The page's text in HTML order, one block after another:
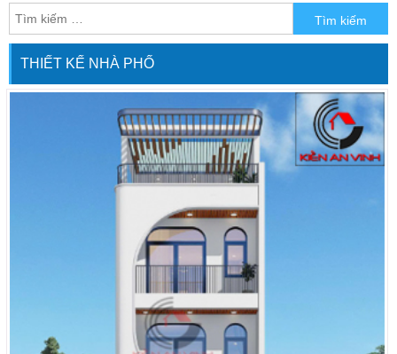
khéo léo và chuyên nghiệp cũng như
nét tài hoa của mình đã đưa đến cho
trúc thì […]
THIẾT KẾ NHÀ PHỐ